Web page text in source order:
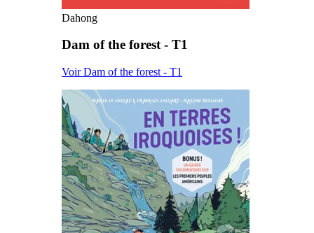
Dahong
Dam of the forest - T1
Voir Dam of the forest - T1